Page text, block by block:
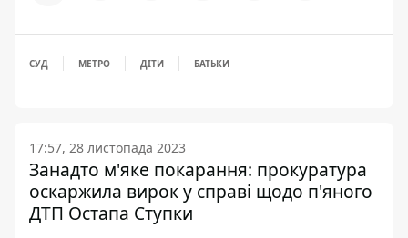
СУД МЕТРО ДІТИ БАТЬКИ
17:57, 28 листопада 2023
Занадто м'яке покарання: прокуратура
оскаржила вирок у справі щодо п'яного
ДТП Остапа Ступки